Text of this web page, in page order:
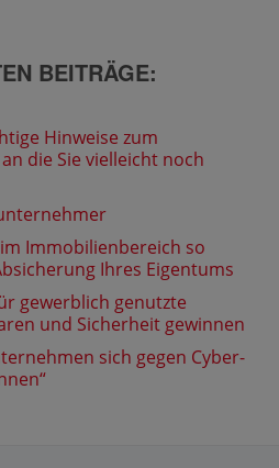
BEITRÄGE:
Hinweise zum
die Sie vielleicht noch
Immobilienbereich so
Ihres Eigentums
gewerblich genutzte
und Sicherheit gewinnen
sich gegen Cyber-